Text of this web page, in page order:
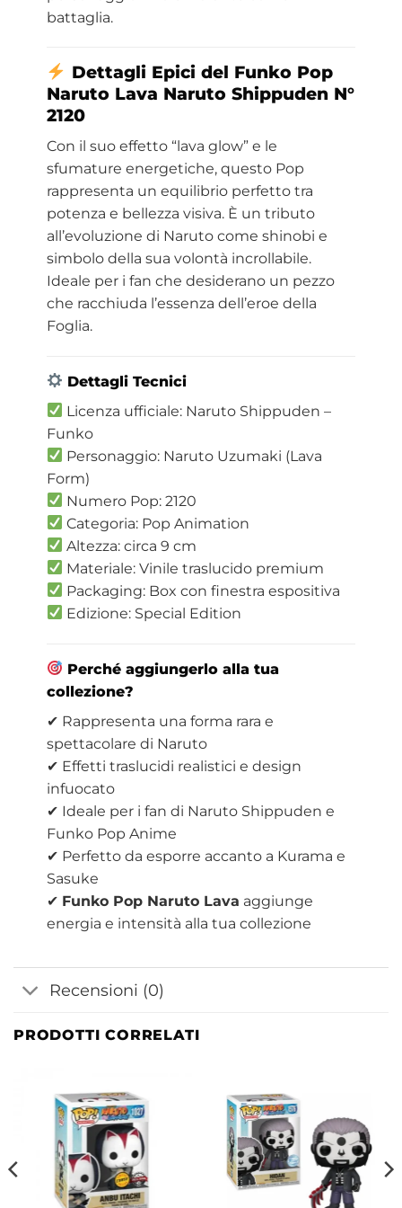
battaglia.
Dettagli Epici del Funko Pop
Naruto Lava Naruto Shippuden N°
2120
Con il suo effetto “lava glow” e le
sfumature energetiche, questo Pop
rappresenta un equilibrio perfetto tra
potenza e bellezza visiva. È un tributo
all’evoluzione di Naruto come shinobi e
simbolo della sua volontà incrollabile.
Ideale per i fan che desiderano un pezzo
che racchiuda l’essenza dell’eroe della
Foglia.
Dettagli Tecnici
Licenza ufficiale: Naruto Shippuden –
Funko
Personaggio: Naruto Uzumaki (Lava
Form)
Numero Pop: 2120
Categoria: Pop Animation
Altezza: circa 9 cm
Materiale: Vinile traslucido premium
Packaging: Box con finestra espositiva
Edizione: Special Edition
Perché aggiungerlo alla tua
collezione?
✔ Rappresenta una forma rara e
spettacolare di Naruto
✔ Effetti traslucidi realistici e design
infuocato
✔ Ideale per i fan di Naruto Shippuden e
Funko Pop Anime
✔ Perfetto da esporre accanto a Kurama e
Sasuke
✔ Funko Pop Naruto Lava aggiunge
energia e intensità alla tua collezione
Recensioni (0)
PRODOTTI CORRELATI